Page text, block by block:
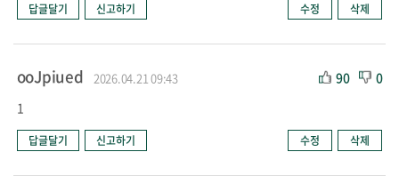
답글달기 신고하기 수정 삭제
ooJpiued 2026.04.21 09:43 90
0
1
답글달기 신고하기 수정 삭제